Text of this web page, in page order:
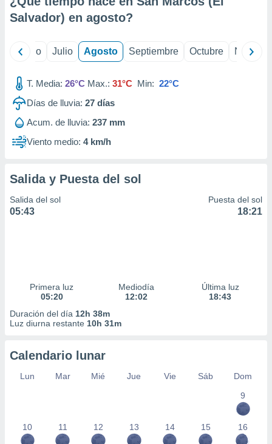
e
publicidad
publicidad
de
Salvador) en agosto?
Junio Julio Agosto Septiembre Octubre
T. Media: 26°C Max.: 31°C Min: 22°C
Días de lluvia: 27 días
Acum. de lluvia: 237 mm
Viento medio: 4 km/h
Salida y Puesta del sol
Salida del sol
05:43
Puesta del sol
18:21
Primera luz
05:20
Mediodía
12:02
Última luz
18:43
Duración del día 12h 38m
Luz diurna restante 10h 31m
Calendario lunar
Lun Mar Mié Jue Vie Sáb
Dom
9
10 11 12 13 14 15 16